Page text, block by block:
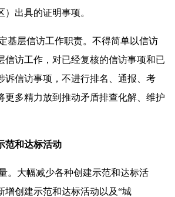
出具的证明事项。
层信访工作职责。不得简单以信访
信访工作，对已经复核的信访事项和已
诉信访事项，不进行排名、通报、考
更多精力放到推动矛盾排查化解、维护
和达标活动
大幅减少各种创建示范和达标活
增创建示范和达标活动以及“城